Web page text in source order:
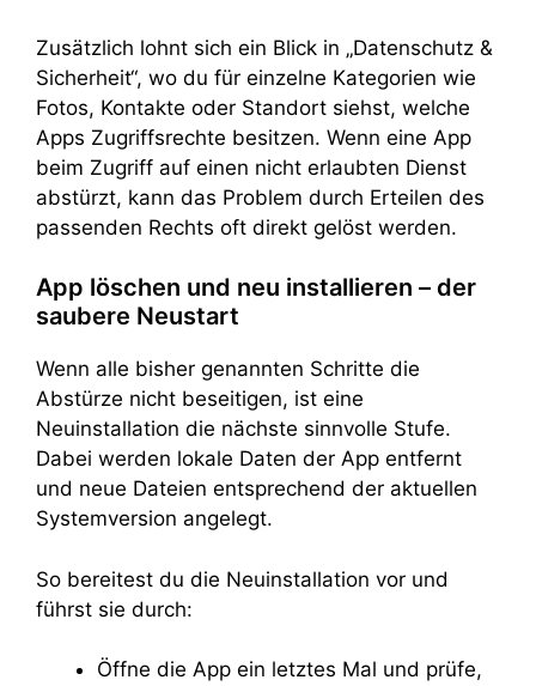
Zusätzlich lohnt sich ein Blick in „Datenschutz &
Sicherheit“, wo du für einzelne Kategorien wie
Fotos, Kontakte oder Standort siehst, welche
Apps Zugriffsrechte besitzen. Wenn eine App
beim Zugriff auf einen nicht erlaubten Dienst
abstürzt, kann das Problem durch Erteilen des
passenden Rechts oft direkt gelöst werden.
App löschen und neu installieren – der
saubere Neustart
Wenn alle bisher genannten Schritte die
Abstürze nicht beseitigen, ist eine
Neuinstallation die nächste sinnvolle Stufe.
Dabei werden lokale Daten der App entfernt
und neue Dateien entsprechend der aktuellen
Systemversion angelegt.
So bereitest du die Neuinstallation vor und
führst sie durch:
Öffne die App ein letztes Mal und prüfe,